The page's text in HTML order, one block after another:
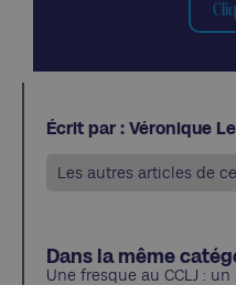
Écrit par : Véronique
Les autres articles de
Dans la même
Une fresque au CCLJ :